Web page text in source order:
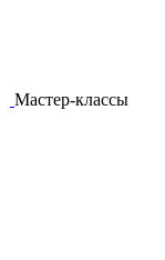
Мастер-классы